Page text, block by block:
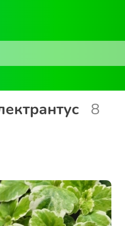
8